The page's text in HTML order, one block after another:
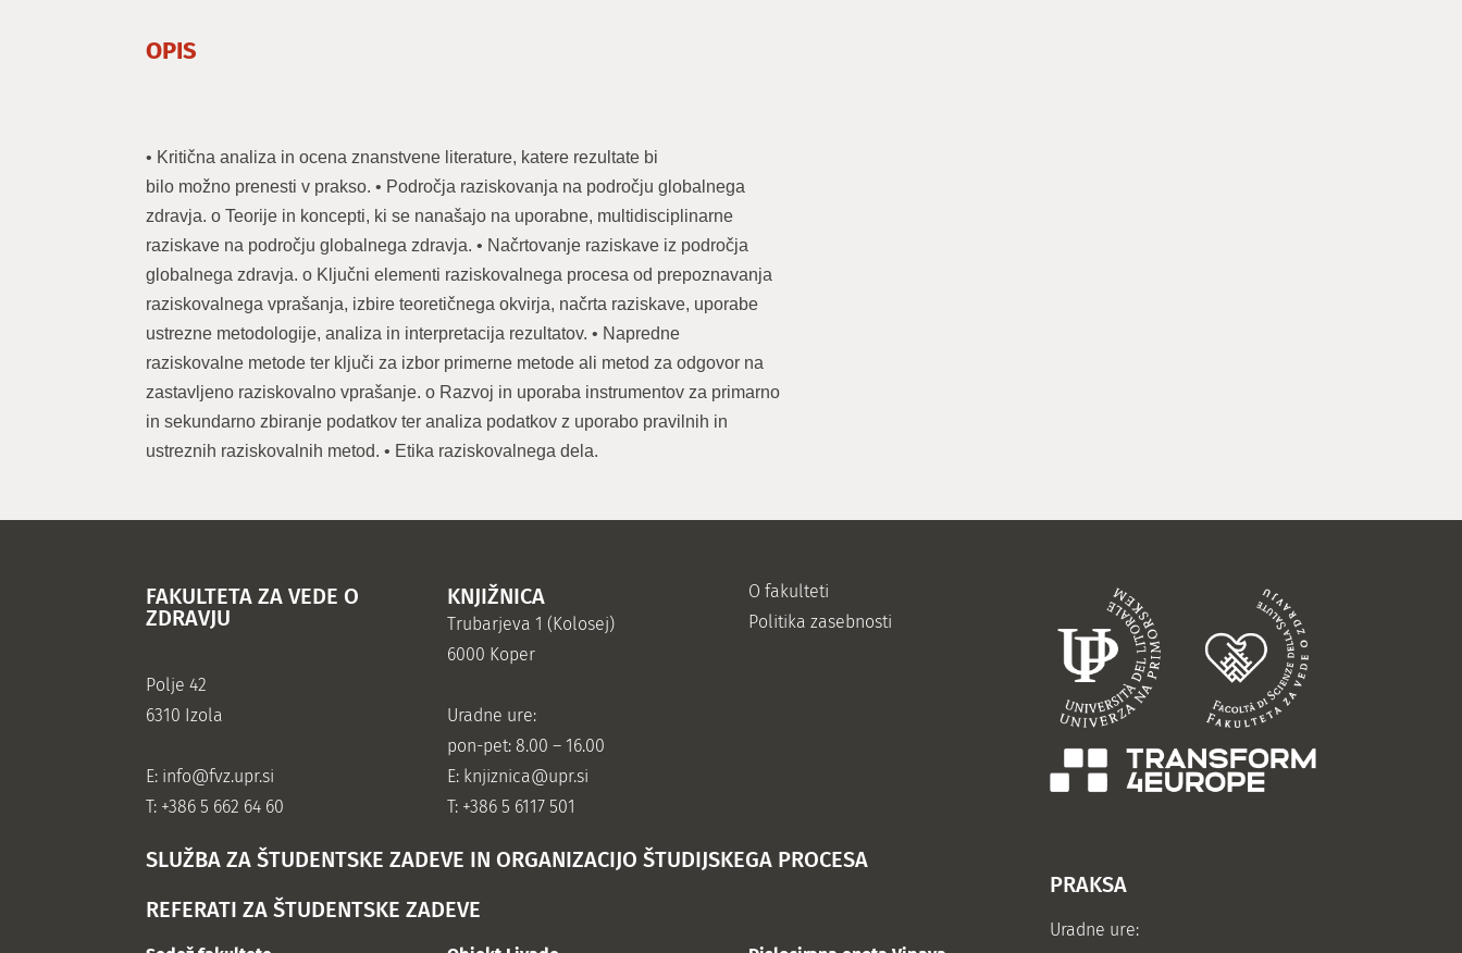
OPIS
• Kritična analiza in ocena znanstvene literature, katere rezultate bi
bilo možno prenesti v prakso. • Področja raziskovanja na področju globalnega
zdravja. o Teorije in koncepti, ki se nanašajo na uporabne, multidisciplinarne
raziskave na področju globalnega zdravja. • Načrtovanje raziskave iz področja
globalnega zdravja. o Ključni elementi raziskovalnega procesa od prepoznavanja
raziskovalnega vprašanja, izbire teoretičnega okvirja, načrta raziskave, uporabe
ustrezne metodologije, analiza in interpretacija rezultatov. • Napredne
raziskovalne metode ter ključi za izbor primerne metode ali metod za odgovor na
zastavljeno raziskovalno vprašanje. o Razvoj in uporaba instrumentov za primarno
in sekundarno zbiranje podatkov ter analiza podatkov z uporabo pravilnih in
ustreznih raziskovalnih metod. • Etika raziskovalnega dela.
FAKULTETA ZA VEDE O
ZDRAVJU
Polje 42
6310 Izola
E: info@fvz.upr.si
T: +386 5 662 64 60
SLUŽBA ZA ŠTUDENTSKE ZADEVE IN ORGANIZACIJO ŠTUDIJSKEGA PROCESA
REFERATI ZA ŠTUDENTSKE ZADEVE
KNJIŽNICA
Trubarjeva 1 (Kolosej)
6000 Koper
Uradne ure:
pon-pet: 8.00 – 16.00
E: knjiznica@upr.si
T: +386 5 6117 501
O fakulteti
Politika zasebnosti
PRAKSA
Uradne ure: